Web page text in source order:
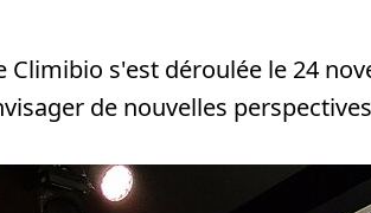
Climibio s'est déroulée le 24
de nouvelles perspectives